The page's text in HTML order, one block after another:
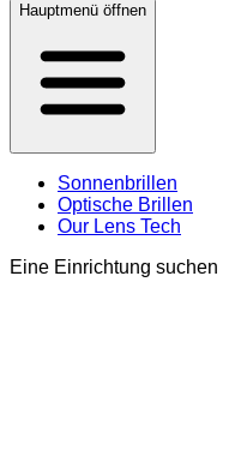
Hauptmenü öffnen
Sonnenbrillen
Optische Brillen
Our Lens Tech
Eine Einrichtung suchen